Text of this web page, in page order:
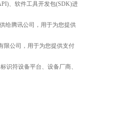
、软件工具开发包(SDK)进
给腾讯公司，用于为您提供
限公司，用于为您提供支付
识符设备平台、设备厂商、